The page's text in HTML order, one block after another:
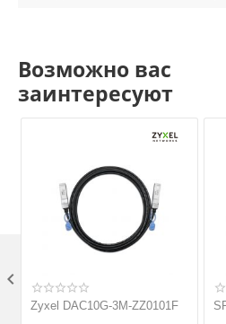
Возможно вас
заинтересуют
Zyxel DAC10G-3M-ZZ0101F
